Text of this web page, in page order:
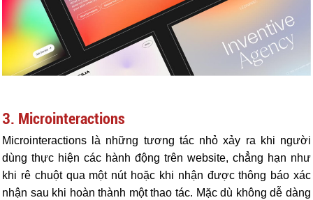
3. Microinteractions
Microinteractions là những tương tác nhỏ xảy ra khi người
dùng thực hiện các hành động trên website, chẳng hạn như
khi rê chuột qua một nút hoặc khi nhận được thông báo xác
nhận sau khi hoàn thành một thao tác. Mặc dù không dễ dàng